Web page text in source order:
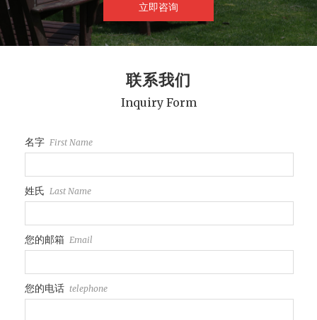
立即咨询
联系我们
Inquiry Form
名字 First Name
姓氏 Last Name
您的邮箱 Email
您的电话 telephone